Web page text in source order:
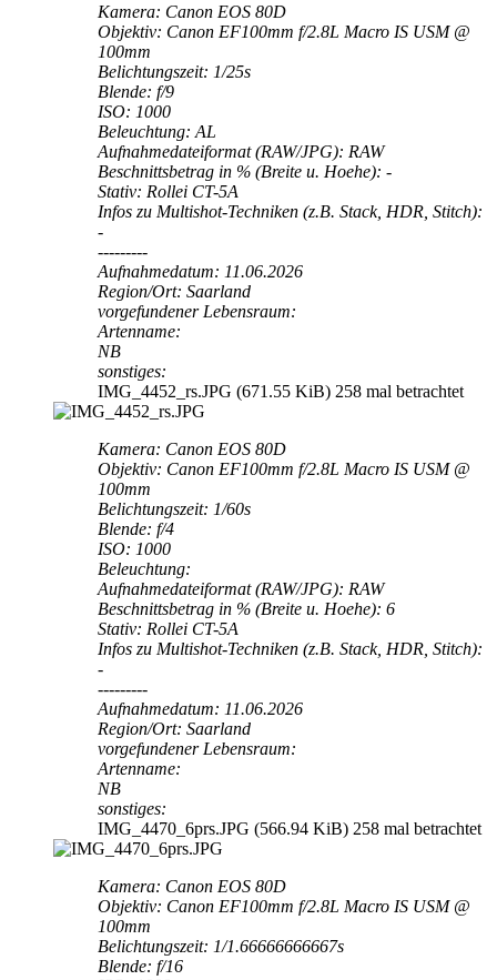
Kamera: Canon EOS 80D
Objektiv: Canon EF100mm f/2.8L Macro IS USM @
100mm
Belichtungszeit: 1/25s
Blende: f/9
ISO: 1000
Beleuchtung: AL
Aufnahmedateiformat (RAW/JPG): RAW
Beschnittsbetrag in % (Breite u. Hoehe): -
Stativ: Rollei CT-5A
Infos zu Multishot-Techniken (z.B. Stack, HDR, Stitch):
-
---------
Aufnahmedatum: 11.06.2026
Region/Ort: Saarland
vorgefundener Lebensraum:
Artenname:
NB
sonstiges:
IMG_4452_rs.JPG (671.55 KiB) 258 mal betrachtet
Kamera: Canon EOS 80D
Objektiv: Canon EF100mm f/2.8L Macro IS USM @
100mm
Belichtungszeit: 1/60s
Blende: f/4
ISO: 1000
Beleuchtung:
Aufnahmedateiformat (RAW/JPG): RAW
Beschnittsbetrag in % (Breite u. Hoehe): 6
Stativ: Rollei CT-5A
Infos zu Multishot-Techniken (z.B. Stack, HDR, Stitch):
-
---------
Aufnahmedatum: 11.06.2026
Region/Ort: Saarland
vorgefundener Lebensraum:
Artenname:
NB
sonstiges:
IMG_4470_6prs.JPG (566.94 KiB) 258 mal betrachtet
Kamera: Canon EOS 80D
Objektiv: Canon EF100mm f/2.8L Macro IS USM @
100mm
Belichtungszeit: 1/1.66666666667s
Blende: f/16